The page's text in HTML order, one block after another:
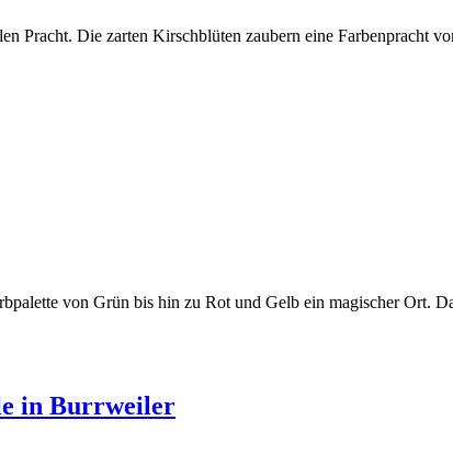
Pracht. Die zarten Kirschblüten zaubern eine Farbenpracht
von Grün bis hin zu Rot und Gelb ein magischer Ort.
in Burrweiler